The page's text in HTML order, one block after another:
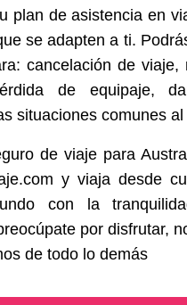
plan de asistencia en
se adapten a ti.
cancelación de viaje,
de equipaje,
situaciones comunes al
de viaje para
y viaja desde
con la
por disfrutar,
de todo lo demás